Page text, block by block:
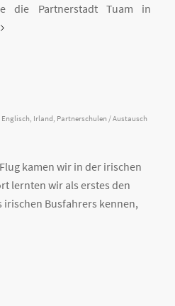
die Partnerstadt Tuam in
Englisch, Irland , Partnerschulen / Austausch
kamen wir in der irischen
lernten wir als erstes den
irischen Busfahrers kennen,